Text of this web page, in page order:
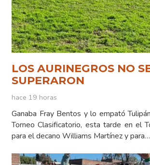
LOS AURINEGROS NO
SUPERARON
hace 19 horas
Ganaba Fray Bentos y lo empató
Torneo Clasificatorio, esta tarde en el
para el decano Williams Martínez y para…